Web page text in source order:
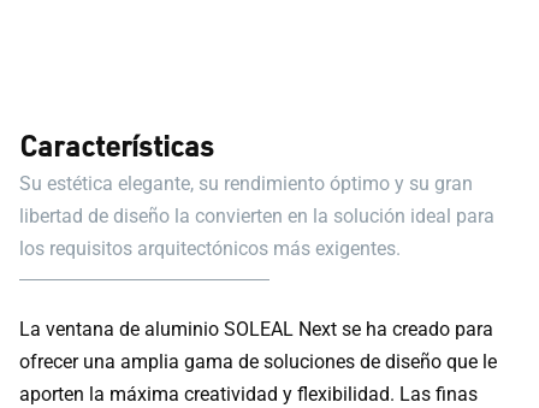
Características
Su estética elegante, su rendimiento óptimo y su gran
libertad de diseño la convierten en la solución ideal para
los requisitos arquitectónicos más exigentes.
La ventana de aluminio SOLEAL Next se ha creado para
ofrecer una amplia gama de soluciones de diseño que le
aporten la máxima creatividad y flexibilidad. Las finas